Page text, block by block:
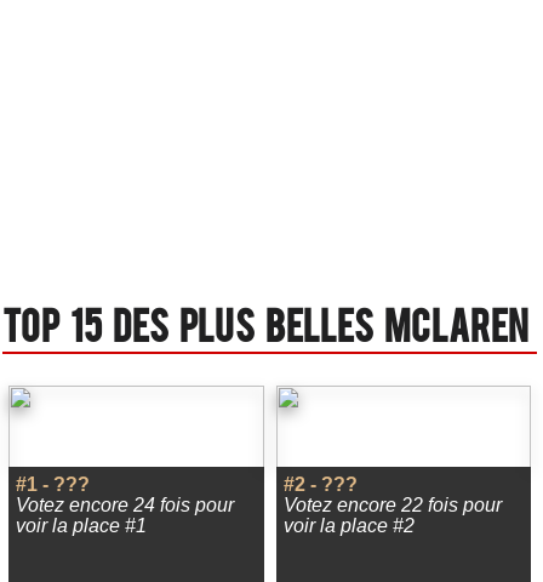
Top 15 des plus belles Mclaren
#1 - ???
Votez encore 24 fois pour
voir la place #1
#2 - ???
Votez encore 22 fois pour
voir la place #2